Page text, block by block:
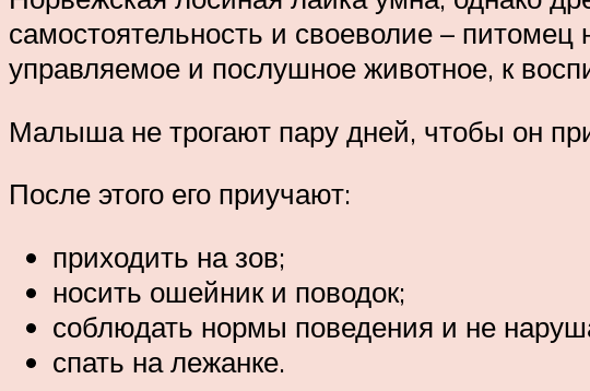
самостоятельность и своеволие –
управляемое и послушное животное, к
Малыша не трогают пару дней, чтобы он
После этого его приучают:
приходить на зов;
носить ошейник и поводок;
соблюдать нормы поведения и не
спать на лежанке.